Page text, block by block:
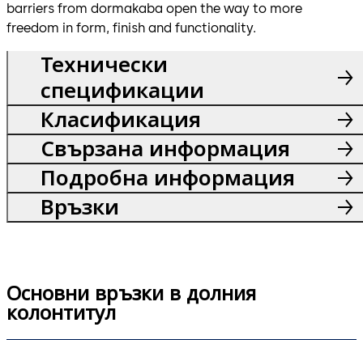
barriers from dormakaba open the way to more
freedom in form, finish and functionality.
Технически
спецификации
Класификация
Свързана информация
Подробна информация
Връзки
Основни връзки в долния
колонтитул